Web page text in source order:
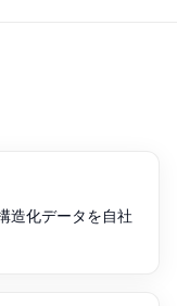
造化データを自社